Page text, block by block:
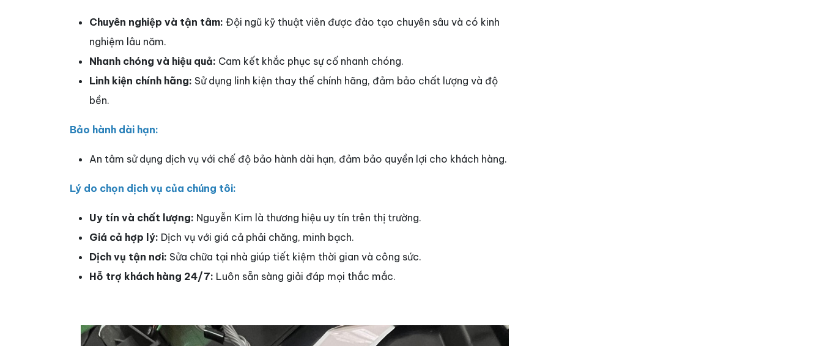
Chuyên nghiệp và tận tâm: Đội ngũ kỹ thuật viên được đào tạo chuyên sâu và có kinh
nghiệm lâu năm.
Nhanh chóng và hiệu quả: Cam kết khắc phục sự cố nhanh chóng.
Linh kiện chính hãng: Sử dụng linh kiện thay thế chính hãng, đảm bảo chất lượng và độ
bền.
Bảo hành dài hạn:
An tâm sử dụng dịch vụ với chế độ bảo hành dài hạn, đảm bảo quyền lợi cho khách hàng.
Lý do chọn dịch vụ của chúng tôi:
Uy tín và chất lượng: Nguyễn Kim là thương hiệu uy tín trên thị trường.
Giá cả hợp lý: Dịch vụ với giá cả phải chăng, minh bạch.
Dịch vụ tận nơi: Sửa chữa tại nhà giúp tiết kiệm thời gian và công sức.
Hỗ trợ khách hàng 24/7: Luôn sẵn sàng giải đáp mọi thắc mắc.